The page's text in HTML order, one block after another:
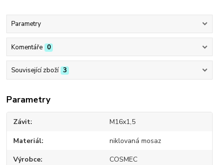
Parametry
Komentáře 0
Související zboží 3
Parametry
Závit M16x1,5
Materiál niklovaná mosaz
Výrobce COSMEC